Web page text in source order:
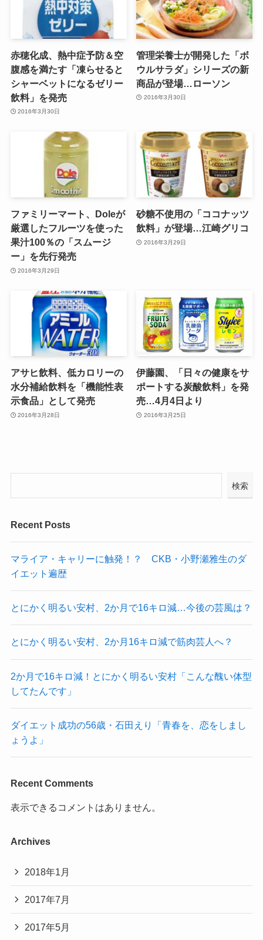
赤穂化成、熱中症予防＆空
腹感を満たす「凍らせると
シャーベットになるゼリー
飲料」を発売
2016年3月30日
管理栄養士が開発した「ボ
ウルサラダ」シリーズの新
商品が登場…ローソン
2016年3月30日
ファミリーマート、Doleが
厳選したフルーツを使った
果汁100％の「スムージ
ー」を先行発売
2016年3月29日
砂糖不使用の「ココナッツ
飲料」が登場…江崎グリコ
2016年3月29日
アサヒ飲料、低カロリーの
水分補給飲料を「機能性表
示食品」として発売
2016年3月28日
伊藤園、「日々の健康をサ
ポートする炭酸飲料」を発
売…4月4日より
2016年3月25日
検索
Recent Posts
マライア・キャリーに触発！？ CKB・小野瀬雅生のダ
イエット遍歴
とにかく明るい安村、2か月で16キロ減…今後の芸風は？
とにかく明るい安村、2か月16キロ減で筋肉芸人へ？
2か月で16キロ減！とにかく明るい安村「こんな醜い体型
してたんです」
ダイエット成功の56歳・石田えり「青春を、恋をしまし
ょうよ」
Recent Comments
表示できるコメントはありません。
Archives
2018年1月
2017年7月
2017年5月